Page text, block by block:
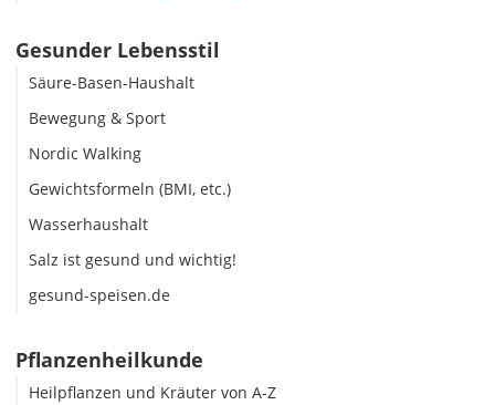
Gesunder Lebensstil
Säure-Basen-Haushalt
Bewegung & Sport
Nordic Walking
Gewichtsformeln (BMI, etc.)
Wasserhaushalt
Salz ist gesund und wichtig!
gesund-speisen.de
Pflanzenheilkunde
Heilpflanzen und Kräuter von A-Z